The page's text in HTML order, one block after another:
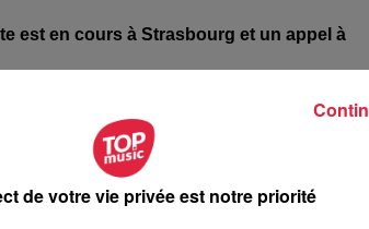
est en cours à Strasbourg et un appel à
la dernière fois aux alentours
du quartier
chaussures de sport « Air Jordan » bleu
rond et le crâne rasé.
de votre vie privée est notre priorité